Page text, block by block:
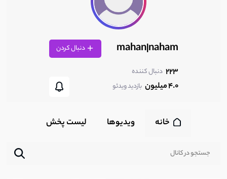
mahan|naham دنبال کردن
223 دنبال کننده
4.0 میلیون بازدید ویدئو
خانه ویدیوها لیست پخش‌